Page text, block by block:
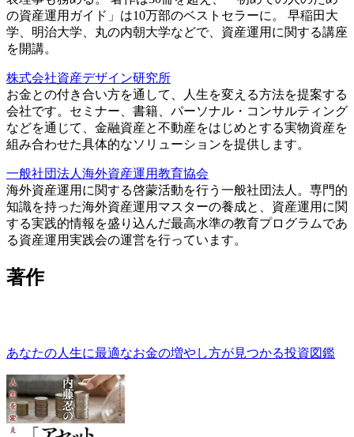
の資産運用ガイド」は10万部のベストセラーに。 早稲田大
学、明治大学、丸の内朝大学などで、資産運用に関する講座
を開講。
株式会社資産デザイン研究所
お金との付き合い方を通して、人生を変える方法を提案する
会社です。セミナー、書籍、パーソナル・コンサルティング
などを通じて、金融資産と不動産をはじめとする実物資産を
組み合わせた具体的なソリューションを提供します。
一般社団法人海外資産運用教育協会
海外資産運用に関する啓蒙活動を行う一般社団法人。専門的
知識を持った海外資産運用マスターの養成と、資産運用に関
する実践的情報を盛り込んだ最高水準の教育プログラムであ
る資産運用実践会の運営を行っています。
著作
あなたの人生に最適なお金の増やし方が見つかる投資図鑑